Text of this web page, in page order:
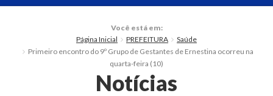
Dados Gerais
Você está em:
Página Inicial
PREFEITURA
Saúde
Primeiro encontro do 9º Grupo de Gestantes de Ernestina ocorreu na
quarta-feira (10)
Notícias